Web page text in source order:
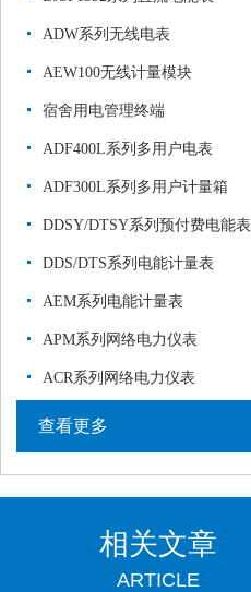
ADW系列无线电表
AEW100无线计量模块
宿舍用电管理终端
ADF400L系列多用户电表
ADF300L系列多用户计量箱
DDSY/DTSY系列预付费电能表
DDS/DTS系列电能计量表
AEM系列电能计量表
APM系列网络电力仪表
ACR系列网络电力仪表
查看更多
相关文章
ARTICLE